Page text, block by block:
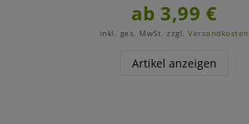
ab 3,99 €
inkl. ges. MwSt. zzgl.Versandkosten
Artikel anzeigen